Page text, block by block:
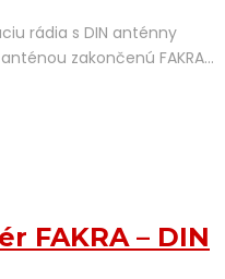
rádia s DIN anténny
zakončenú FAKRA…
FAKRA – DIN